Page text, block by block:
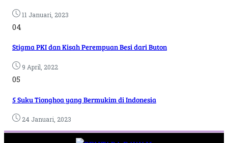
11 Januari, 2023
04
Stigma PKI dan Kisah Perempuan Besi dari Buton
9 April, 2022
05
5 Suku Tionghoa yang Bermukim di Indonesia
24 Januari, 2023